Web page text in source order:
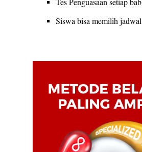
Siswa bisa memilih jadwal